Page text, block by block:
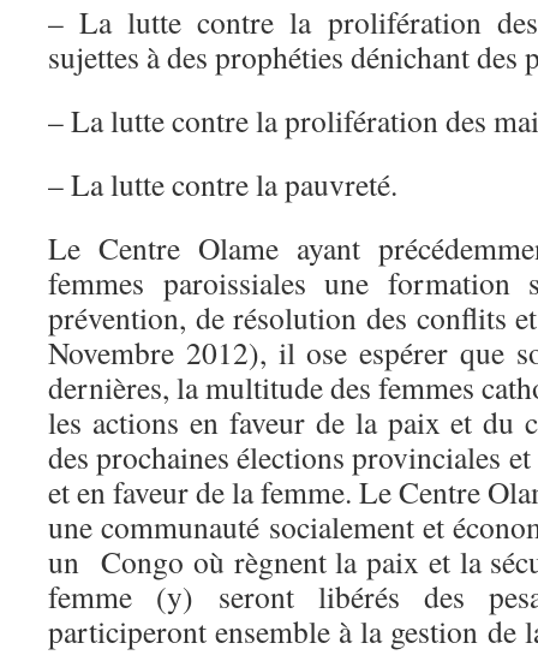
– La lutte contre la prolifération
sujettes à des prophéties dénichant des
– La lutte contre la prolifération des
– La lutte contre la pauvreté.
Le Centre Olame ayant
femmes paroissiales une formation
prévention, de résolution des conflits
Novembre 2012), il ose espérer que
dernières, la multitude des femmes
les actions en faveur de la paix et du
des prochaines élections provinciales
et en faveur de la femme. Le Centre
une communauté socialement et
un Congo où règnent la paix et la
femme (y) seront libérés des
participeront ensemble à la gestion de